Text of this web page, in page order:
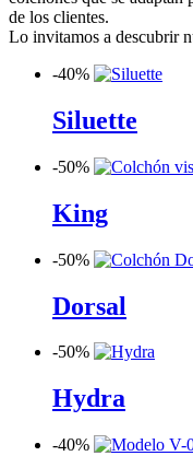
de los clientes.
Lo invitamos a descubrir
-40%
Siluette
-50%
King
-50%
Dorsal
-50%
Hydra
-40%